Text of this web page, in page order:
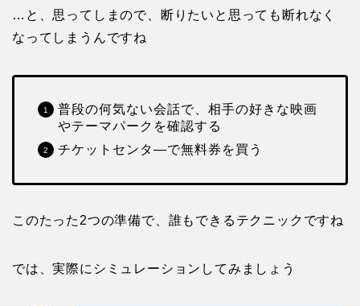
…と、思ってしまので、断りたいと思っても断れなく
なってしまうんですね
普段の何気ない会話で、相手の好きな映画
やテーマパークを確認する
チケットセンタ―で無料券を買う
このたった2つの準備で、誰もできるテクニックですね
では、実際にシミュレーションしてみましょう